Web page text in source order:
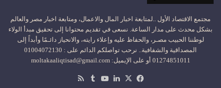
مجتمع الاقتصاد الأول ..لمتابعة اخبار المال والاعمال، ومتابعة اخبار مصر والعالم
بشكل محدث على مدار الساعة. نسعى في تقديم محتوانا إلى تحقيق مبدأ الولاء
لوطننا الحبيب مصـر، والحفاظ عليه وإعلاء رايته، والانحياز دائـمًا وأبداً إلى
المصداقية والشفافية.. نرحب تواصلكم الدائم على : 01004072130
01274851011 أو على الإيميل: moltakaaliqtisad@gmail.com
فيسبوك
‫X لينكدإن‫YouTube